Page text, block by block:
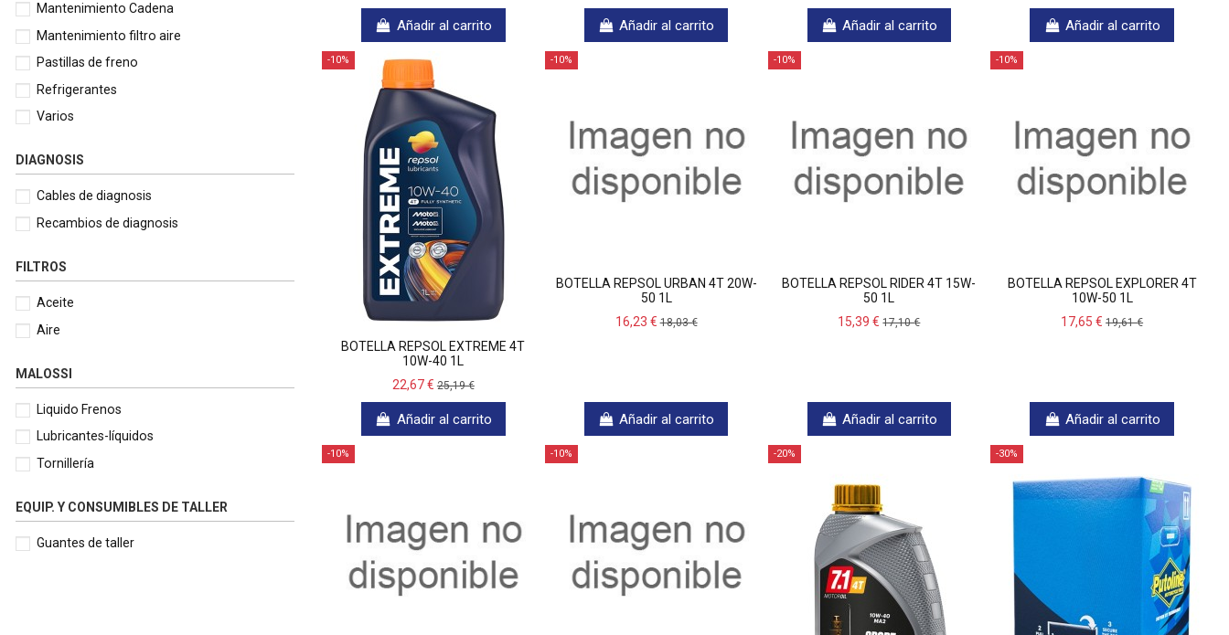
Añadir al carrito Añadir al carrito Añadir al carrito Añadir al carrito
-10%
BOTELLA REPSOL EXTREME 4T
10W-40 1L
22,67 € 25,19 €
Añadir al carrito
-10%
BOTELLA REPSOL URBAN 4T 20W-
50 1L
16,23 €18,03 €
Añadir al carrito
-10%
BOTELLA REPSOL RIDER 4T 15W-
50 1L
15,39 €17,10 €
Añadir al carrito
-10%
BOTELLA REPSOL EXPLORER 4T
10W-50 1L
17,65 €19,61 €
Añadir al carrito
-10% -10% -20% -30%
TEXA
Topline
TRW
UP
Variac
Mantenimiento Cadena
Mantenimiento filtro aire
Pastillas de freno
Refrigerantes
Varios
DIAGNOSIS
Cables de diagnosis
Recambios de diagnosis
FILTROS
Aceite
Aire
MALOSSI
Liquido Frenos
Lubricantes-líquidos
Tornillería
EQUIP. Y CONSUMIBLES DE TALLER
Guantes de taller